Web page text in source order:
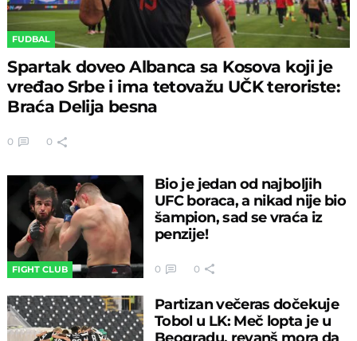
FUDBAL
Spartak doveo Albanca sa Kosova koji je
vređao Srbe i ima tetovažu UČK teroriste:
Braća Delija besna
0 0
FIGHT CLUB
Bio je jedan od najboljih
UFC boraca, a nikad nije bio
šampion, sad se vraća iz
penzije!
0 0
Partizan večeras dočekuje
Tobol u LK: Meč lopta je u